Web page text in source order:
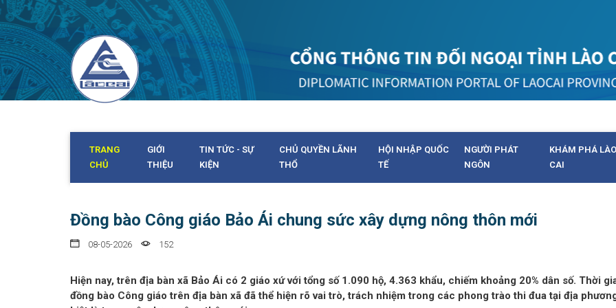
TRANG
CHỦ
GIỚI
THIỆU
TIN TỨC - SỰ
KIỆN
CHỦ QUYỀN LÃNH
THỔ
HỘI NHẬP QUỐC
TẾ
NGƯỜI PHÁT
NGÔN
KHÁM PHÁ LÀO
CAI
Đồng bào Công giáo Bảo Ái chung sức xây dựng nông thôn mới
08-05-2026 152
Hiện nay, trên địa bàn xã Bảo Ái có 2 giáo xứ với tổng số 1.090 hộ, 4.363 khẩu, chiếm khoảng 20% dân số. Thời
đồng bào Công giáo trên địa bàn xã đã thể hiện rõ vai trò, trách nhiệm trong các phong trào thi đua tại địa